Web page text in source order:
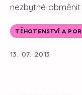
nezbytné obměnit
TĚHOTENSTVÍ A
13. 07. 2013